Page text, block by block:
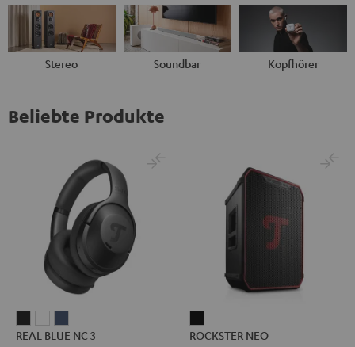
Stereo Soundbar Kopfhörer
Beliebte Produkte
BLUEBLUEBLUE
REAL BLUE NC 3
NEO
ROCKSTER NEO